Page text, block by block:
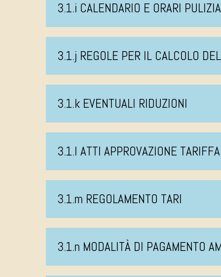
3.1.i CALENDARIO E ORARI
3.1.j REGOLE PER IL CALCOLO
3.1.k EVENTUALI RIDUZIONI
3.1.l ATTI APPROVAZIONE TARIFFA
3.1.m REGOLAMENTO TARI
3.1.n MODALITÀ DI PAGAMENTO